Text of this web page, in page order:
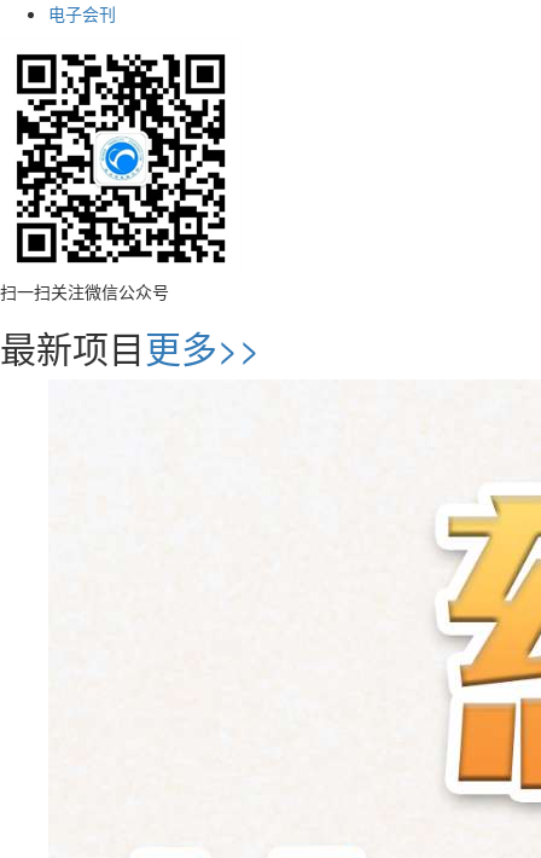
电子会刊
扫一扫关注微信公众号
最新项目更多>>